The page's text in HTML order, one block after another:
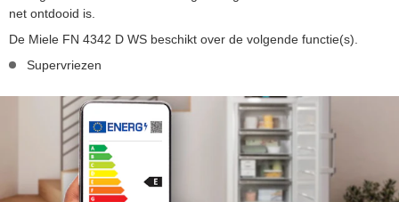
net ontdooid is.
De Miele FN 4342 D WS beschikt over de volgende functie(s).
Supervriezen